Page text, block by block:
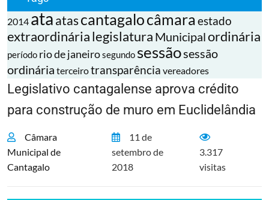
2014 ata atascantagalocâmaraestado
extraordinárialegislatura Municipalordinária
período rio de janeirosegundo sessãosessão
ordinária terceirotransparência vereadores
Legislativo cantagalense aprova crédito
para construção de muro em Euclidelândia
Câmara
Municipal de
Cantagalo
11 de
setembro de
2018
3.317
visitas